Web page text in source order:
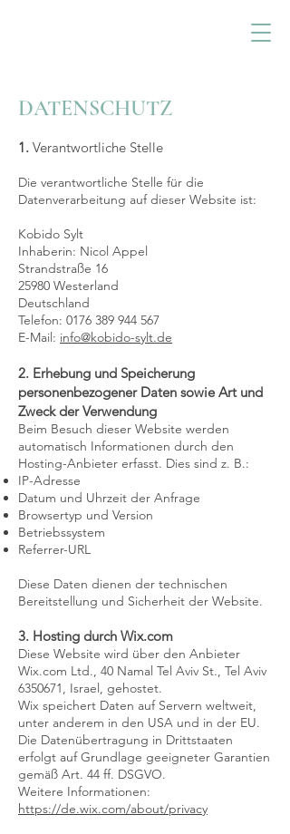
DATENSCHUTZ
1. Verantwortliche Stelle
Die verantwortliche Stelle für die
Datenverarbeitung auf dieser Website ist:
Kobido Sylt
Inhaberin: Nicol Appel
Strandstraße 16
25980 Westerland
Deutschland
Telefon: 0176 389 944 567
E-Mail: info@kobido-sylt.de
2. Erhebung und Speicherung
personenbezogener Daten sowie Art und
Zweck der Verwendung
Beim Besuch dieser Website werden
automatisch Informationen durch den
Hosting-Anbieter erfasst. Dies sind z. B.:
IP-Adresse
Datum und Uhrzeit der Anfrage
Browsertyp und Version
Betriebssystem
Referrer-URL
Diese Daten dienen der technischen
Bereitstellung und Sicherheit der Website.
3. Hosting durch Wix.com
Diese Website wird über den Anbieter
Wix.com Ltd., 40 Namal Tel Aviv St., Tel Aviv
6350671, Israel, gehostet.
Wix speichert Daten auf Servern weltweit,
unter anderem in den USA und in der EU.
Die Datenübertragung in Drittstaaten
erfolgt auf Grundlage geeigneter Garantien
gemäß Art. 44 ff. DSGVO.
Weitere Informationen:
https://de.wix.com/about/privacy